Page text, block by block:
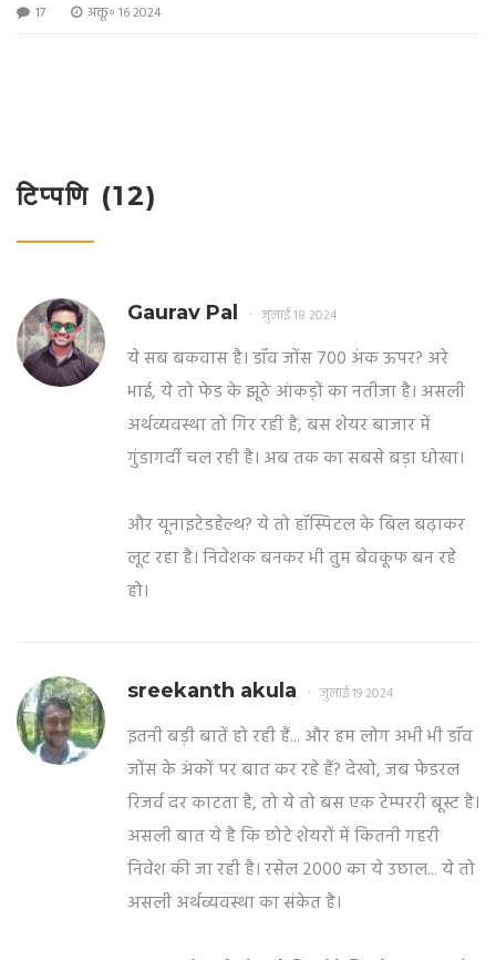
सितंबर 2021 में आईपीओ के लिए सेबी में दस्तावेज दाखिल किए थे।
17 अक्तू॰ 16 2024
टिप्पणि (12)
Gaurav Pal जुलाई 18 2024
ये सब बकवास है। डॉव जोंस 700 अंक ऊपर? अरे
भाई, ये तो फेड के झूठे आंकड़ों का नतीजा है। असली
अर्थव्यवस्था तो गिर रही है, बस शेयर बाजार में
गुंडागर्दी चल रही है। अब तक का सबसे बड़ा धोखा।
और यूनाइटेडहेल्थ? ये तो हॉस्पिटल के बिल बढ़ाकर
लूट रहा है। निवेशक बनकर भी तुम बेवकूफ बन रहे
हो।
sreekanth akula जुलाई 19 2024
इतनी बड़ी बातें हो रही हैं... और हम लोग अभी भी डॉव
जोंस के अंकों पर बात कर रहे हैं? देखो, जब फेडरल
रिजर्व दर काटता है, तो ये तो बस एक टेम्पररी बूस्ट है।
असली बात ये है कि छोटे शेयरों में कितनी गहरी
निवेश की जा रही है। रसेल 2000 का ये उछाल... ये तो
असली अर्थव्यवस्था का संकेत है।